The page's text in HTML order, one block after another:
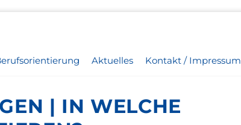
Aktuelles Kontakt / Impressum
| IN WELCHE